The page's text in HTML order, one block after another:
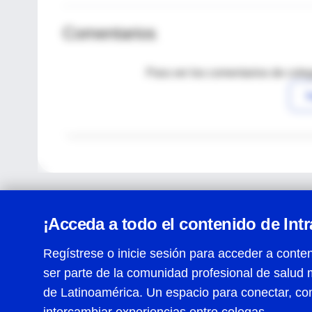
Comentarios
Para ver los comentarios de
¡Acceda a todo el contenido de
Regístrese o inicie sesión para acceder a
ser parte de la comunidad profesional de salud
de Latinoamérica. Un espacio para conectar,
Centro de Ayuda
Términos y condiciones| Políticas de privacidad